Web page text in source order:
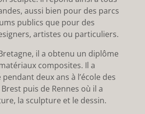
aussi bien pour des parcs
publics que pour des
artistes ou particuliers.
il a obtenu un diplôme
composites. Il a
deux ans à l’école des
puis de Rennes où il a
la sculpture et le dessin.